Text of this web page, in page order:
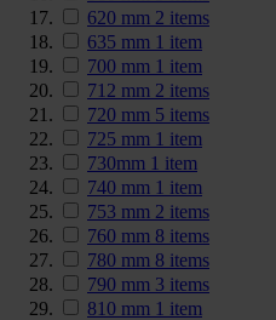
620 mm 2 items
635 mm 1 item
700 mm 1 item
712 mm 2 items
720 mm 5 items
725 mm 1 item
730mm 1 item
740 mm 1 item
753 mm 2 items
760 mm 8 items
780 mm 8 items
790 mm 3 items
810 mm 1 item